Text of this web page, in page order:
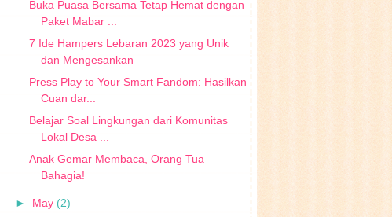
Buka Puasa Bersama Tetap Hemat dengan
Paket Mabar ...
7 Ide Hampers Lebaran 2023 yang Unik
dan Mengesankan
Press Play to Your Smart Fandom: Hasilkan
Cuan dar...
Belajar Soal Lingkungan dari Komunitas
Lokal Desa ...
Anak Gemar Membaca, Orang Tua
Bahagia!
► May (2)